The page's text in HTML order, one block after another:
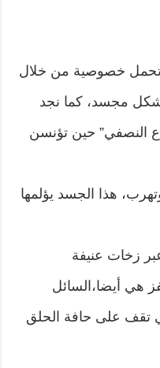
تحمل خصوصية من خلال
مجسد، كما نجد
النصفي” حين تؤنسن
هذا الجسد يؤلمها
زخات عنيفة
هي أيضا،السائل
تقف على حافة الحلق